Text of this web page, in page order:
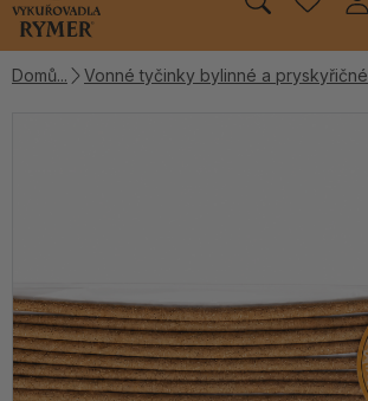
Domů Vonné tyčinky bylinné a pryskyřičné